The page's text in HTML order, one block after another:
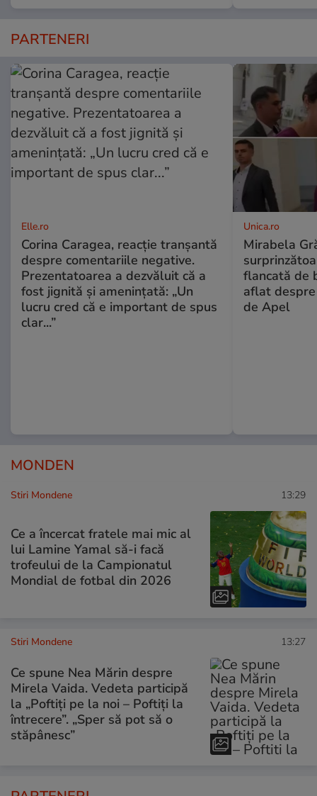
PARTENERI
Elle.ro
Corina Caragea, reacție tranșantă
despre comentariile negative.
Prezentatoarea a dezvăluit că a
fost jignită și amenințată: „Un
lucru cred că e important de spus
clar...”
Unica.ro
Mirabela
flancată de
aflat
de Apel
MONDEN
Stiri Mondene 13:29
Ce a încercat fratele mai mic al
lui Lamine Yamal să-i facă
trofeului de la Campionatul
Mondial de fotbal din 2026
Stiri Mondene 13:27
Ce spune Nea Mărin despre
Mirela Vaida. Vedeta participă
la „Poftiți pe la noi – Poftiți la
întrecere”. „Sper să pot să o
stăpânesc”